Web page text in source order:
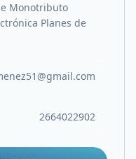
Monotributo
Planes de
2664022902